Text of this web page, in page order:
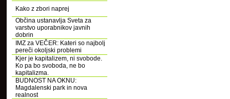
Kako z zbori naprej
Občina ustanavlja Sveta za
varstvo uporabnikov javnih
dobrin
IMZ za VEČER: Kateri so najbolj
pereči okoljski problemi
Kjer je kapitalizem, ni svobode.
Ko pa bo svoboda, ne bo
kapitalizma.
BUDNOST NA OKNU:
Magdalenski park in nova
realnost